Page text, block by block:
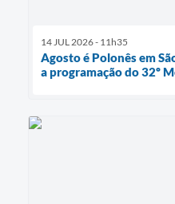
14 JUL 2026 - 11h35
Agosto é Polonês em
a programação do 32º